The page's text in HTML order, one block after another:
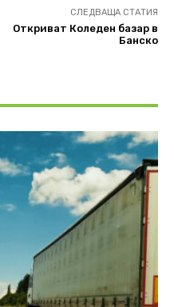
СЛЕДВАЩА СТАТИЯ
Откриват Коледен базар в
Банско